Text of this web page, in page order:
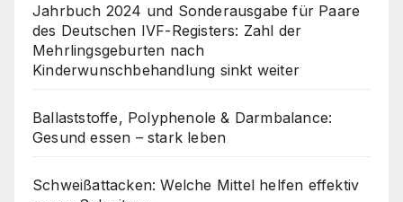
Jahrbuch 2024 und Sonderausgabe für Paare
des Deutschen IVF-Registers: Zahl der
Mehrlingsgeburten nach
Kinderwunschbehandlung sinkt weiter
Ballaststoffe, Polyphenole & Darmbalance:
Gesund essen – stark leben
Schweißattacken: Welche Mittel helfen effektiv